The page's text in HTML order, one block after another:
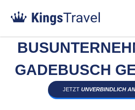
GADEBUSCH
JETZT UNVERBINDLICH